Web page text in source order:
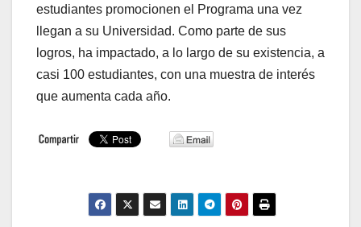
estudiantes promocionen el Programa una vez
llegan a su Universidad. Como parte de sus
logros, ha impactado, a lo largo de su existencia, a
casi 100 estudiantes, con una muestra de interés
que aumenta cada año.